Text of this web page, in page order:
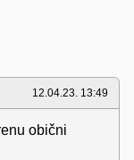
12.04.23. 13:49
obični